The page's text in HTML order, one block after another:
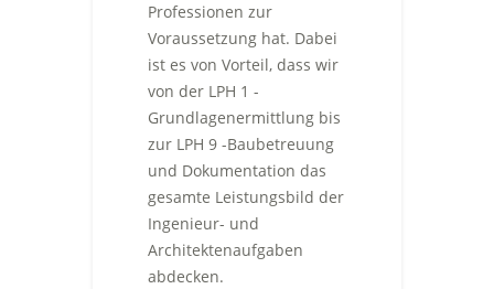
Professionen zur
Voraussetzung hat. Dabei
ist es von Vorteil, dass wir
von der LPH 1 -
Grundlagenermittlung bis
zur LPH 9 -Baubetreuung
und Dokumentation das
gesamte Leistungsbild der
Ingenieur- und
Architektenaufgaben
abdecken.